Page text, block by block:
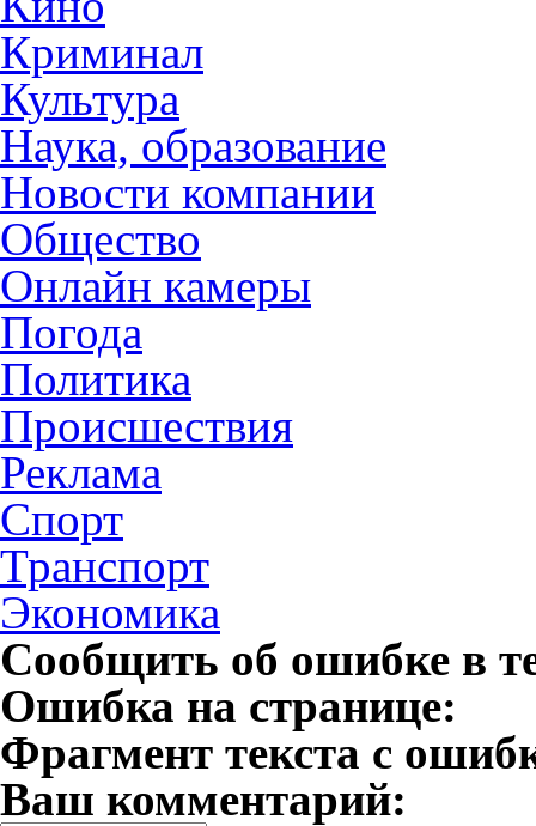
Криминал
Культура
Наука, образование
Новости компании
Общество
Онлайн камеры
Погода
Политика
Происшествия
Реклама
Спорт
Транспорт
Экономика
Сообщить об ошибке в
Ошибка на странице:
Фрагмент текста с
Ваш комментарий: